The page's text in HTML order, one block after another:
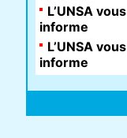
L’UNSA vous
informe
L’UNSA vous
informe